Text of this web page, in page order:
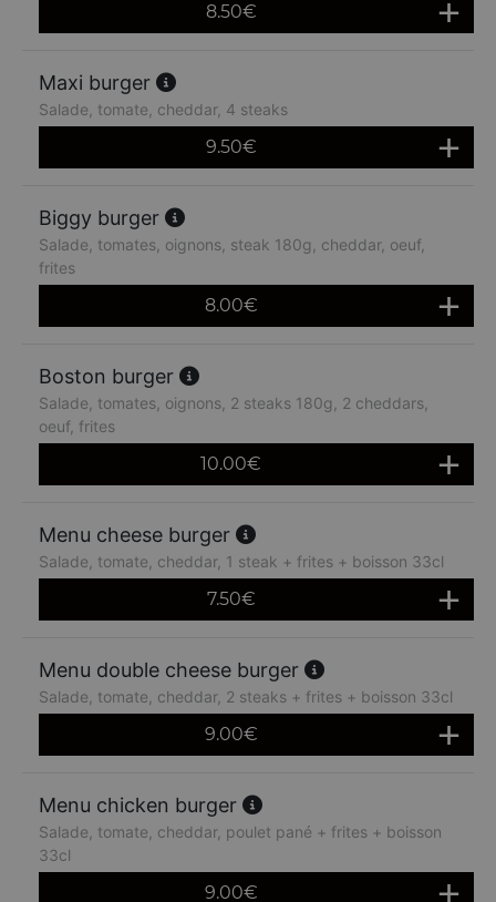
8.50€
Maxi burger
Salade, tomate, cheddar, 4 steaks
9.50€
Biggy burger
Salade, tomates, oignons, steak 180g, cheddar, oeuf,
frites
8.00€
Boston burger
Salade, tomates, oignons, 2 steaks 180g, 2 cheddars,
oeuf, frites
10.00€
Menu cheese burger
Salade, tomate, cheddar, 1 steak + frites + boisson 33cl
7.50€
Menu double cheese burger
Salade, tomate, cheddar, 2 steaks + frites + boisson 33cl
9.00€
Menu chicken burger
Salade, tomate, cheddar, poulet pané + frites + boisson
33cl
9.00€